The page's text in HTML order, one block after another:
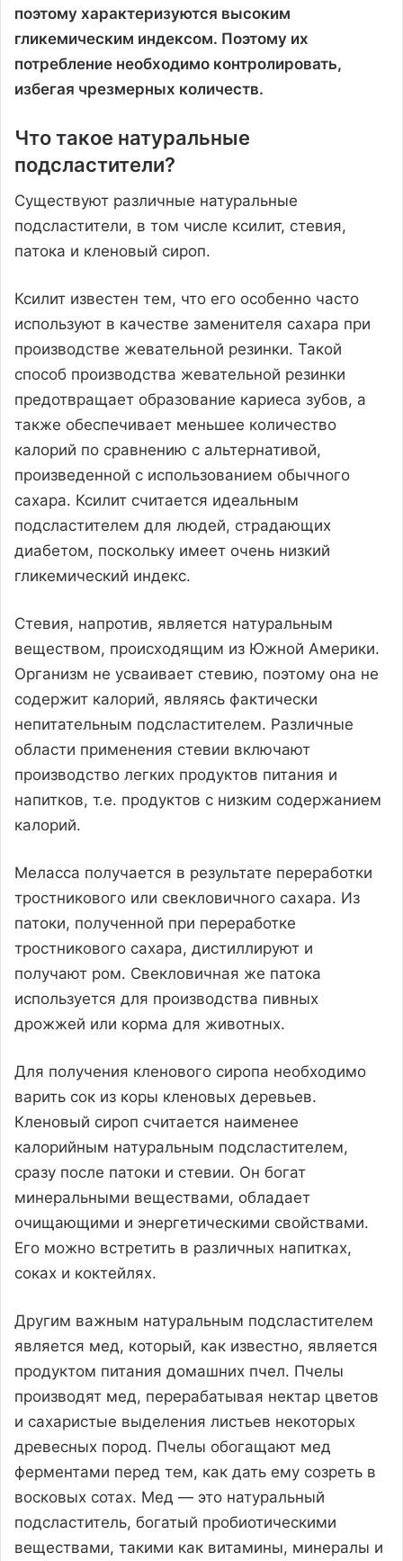
поэтому характеризуются высоким
гликемическим индексом. Поэтому их
потребление необходимо контролировать,
избегая чрезмерных количеств.
Что такое натуральные
подсластители?
Существуют различные натуральные
подсластители, в том числе ксилит, стевия,
патока и кленовый сироп.
Ксилит известен тем, что его особенно часто
используют в качестве заменителя сахара при
производстве жевательной резинки. Такой
способ производства жевательной резинки
предотвращает образование кариеса зубов, а
также обеспечивает меньшее количество
калорий по сравнению с альтернативой,
произведенной с использованием обычного
сахара. Ксилит считается идеальным
подсластителем для людей, страдающих
диабетом, поскольку имеет очень низкий
гликемический индекс.
Стевия, напротив, является натуральным
веществом, происходящим из Южной Америки.
Организм не усваивает стевию, поэтому она не
содержит калорий, являясь фактически
непитательным подсластителем. Различные
области применения стевии включают
производство легких продуктов питания и
напитков, т.е. продуктов с низким содержанием
калорий.
Меласса получается в результате переработки
тростникового или свекловичного сахара. Из
патоки, полученной при переработке
тростникового сахара, дистиллируют и
получают ром. Свекловичная же патока
используется для производства пивных
дрожжей или корма для животных.
Для получения кленового сиропа необходимо
варить сок из коры кленовых деревьев.
Кленовый сироп считается наименее
калорийным натуральным подсластителем,
сразу после патоки и стевии. Он богат
минеральными веществами, обладает
очищающими и энергетическими свойствами.
Его можно встретить в различных напитках,
соках и коктейлях.
Другим важным натуральным подсластителем
является мед, который, как известно, является
продуктом питания домашних пчел. Пчелы
производят мед, перерабатывая нектар цветов
и сахаристые выделения листьев некоторых
древесных пород. Пчелы обогащают мед
ферментами перед тем, как дать ему созреть в
восковых сотах. Мед — это натуральный
подсластитель, богатый пробиотическими
веществами, такими как витамины, минералы и